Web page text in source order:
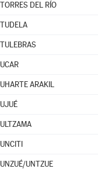
TORRES DEL RÍO
TUDELA
TULEBRAS
UCAR
UHARTE ARAKIL
UJUÉ
ULTZAMA
UNCITI
UNZUÉ/UNTZUE